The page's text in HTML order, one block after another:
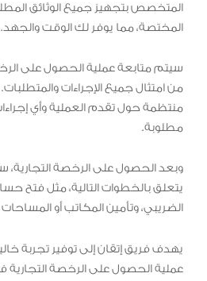
المتخصص بتجهيز جميع الوثائق
المختصة، مما يوفر لك الوقت والجهد.
سيتم متابعة عملية الحصول على
من امتثال جميع الإجراءات
منتظمة حول تقدم العملية وأي
مطلوبة.
وبعد الحصول على الرخصة التجارية،
يتعلق بالخطوات التالية، مثل فتح
الضريبي، وتأمين المكاتب أو المساحات
يهدف فريق إتقان إلى توفير تجربة
عملية الحصول على الرخصة